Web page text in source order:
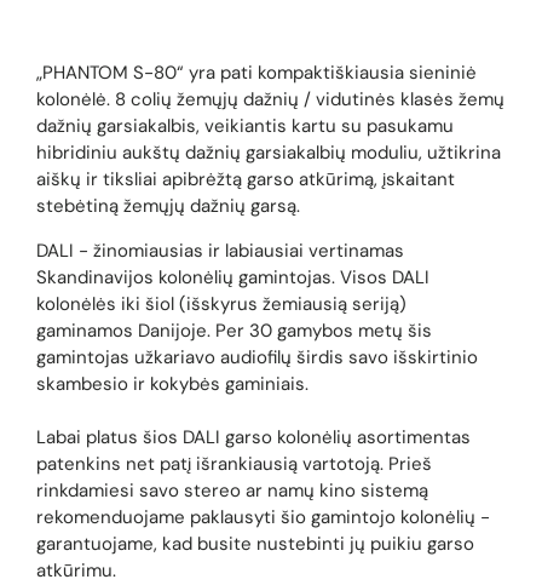
„PHANTOM S-80“ yra pati kompaktiškiausia sieniniė
kolonėlė. 8 colių žemųjų dažnių / vidutinės klasės žemų
dažnių garsiakalbis, veikiantis kartu su pasukamu
hibridiniu aukštų dažnių garsiakalbių moduliu, užtikrina
aiškų ir tiksliai apibrėžtą garso atkūrimą, įskaitant
stebėtiną žemųjų dažnių garsą.
DALI - žinomiausias ir labiausiai vertinamas
Skandinavijos kolonėlių gamintojas. Visos DALI
kolonėlės iki šiol (išskyrus žemiausią seriją)
gaminamos Danijoje. Per 30 gamybos metų šis
gamintojas užkariavo audiofilų širdis savo išskirtinio
skambesio ir kokybės gaminiais.
Labai platus šios DALI garso kolonėlių asortimentas
patenkins net patį išrankiausią vartotoją. Prieš
rinkdamiesi savo stereo ar namų kino sistemą
rekomenduojame paklausyti šio gamintojo kolonėlių -
garantuojame, kad busite nustebinti jų puikiu garso
atkūrimu.